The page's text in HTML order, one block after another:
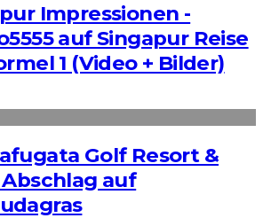
Impressionen -
auf Singapur Reise
1 (Video + Bilder)
Golf Resort &
Abschlag auf